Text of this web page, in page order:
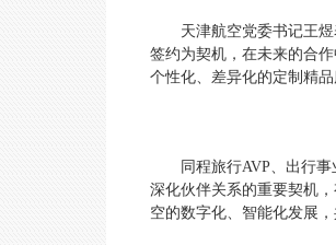
天津航空党委书记王
签约为契机，在未来的合
个性化、差异化的定制精
同程旅行AVP、出行
深化伙伴关系的重要契机
空的数字化、智能化发展